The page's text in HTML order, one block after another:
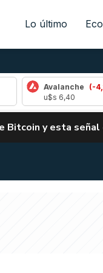
Lo último
Avalanche (-4,13%)
Bitcoin y esta